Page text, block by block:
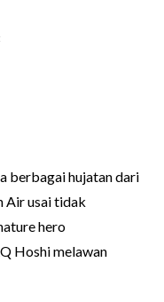
berbagai hujatan dari
Air usai tidak
hero
Hoshi melawan